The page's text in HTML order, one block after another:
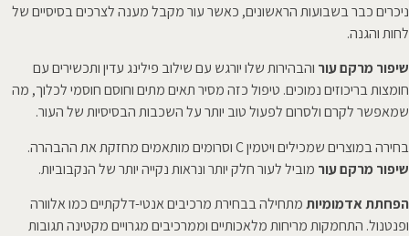
ניכרים כבר בשבועות הראשונים, כאשר עור מקבל מענה לצרכים בסיסיים של
לחות והגנה.
שיפור מרקם עור והבהירות שלו יורגש עם שילוב פילינג עדין ותכשירים עם
חומצות בריכוזים נמוכים. טיפול כזה מסיר תאים מתים וחוסם חוסמי לכלוך, מה
שמאפשר לקרם ולסרום לפעול טוב יותר על השכבות הבסיסיות של העור.
בחירה במוצרים שמכילים ויטמין C וסרומים מותאמים מחזקת את ההבהרה.
שיפור מרקם עור מוביל לעור חלק יותר ונראות נקייה יותר של הנקבוביות.
הפחתת אדמומיותמתחילה בבחירת מרכיבים אנטי-דלקתיים כמו אלוורה
ופנטנול. התחמקות מריחות מלאכותיים וממרכיבים מגרויים מקטינה תגובות